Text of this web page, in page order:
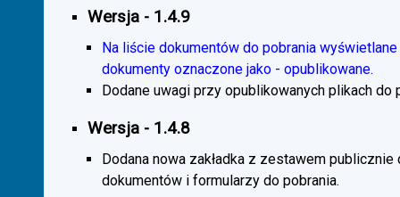
Wersja - 1.4.9
Na liście dokumentów do pobrania
dokumenty oznaczone jako - opublikowane.
Dodane uwagi przy opublikowanych plikach do
Wersja - 1.4.8
Dodana nowa zakładka z zestawem publicznie
dokumentów i formularzy do pobrania.